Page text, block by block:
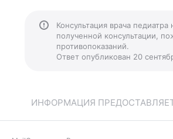
Консультация врача
полученной консультации,
противопоказаний.
Ответ опубликован 20
ИНФОРМАЦИЯ